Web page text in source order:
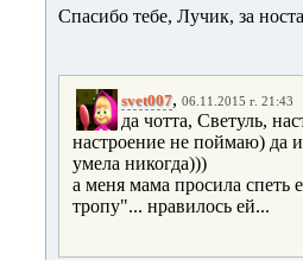
Спасибо тебе, Лучик, за
svet007, 06.11.2015 г. 21:43
да чотта, Светуль,
настроение не поймаю) да
умела никогда)))
а меня мама просила
тропу"... нравилось ей...